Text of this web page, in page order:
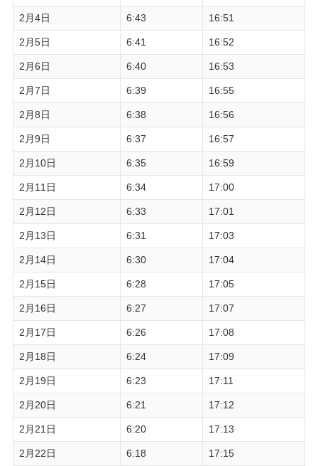
2月4日 6:43 16:51
2月5日 6:41 16:52
2月6日 6:40 16:53
2月7日 6:39 16:55
2月8日 6:38 16:56
2月9日 6:37 16:57
2月10日 6:35 16:59
2月11日 6:34 17:00
2月12日 6:33 17:01
2月13日 6:31 17:03
2月14日 6:30 17:04
2月15日 6:28 17:05
2月16日 6:27 17:07
2月17日 6:26 17:08
2月18日 6:24 17:09
2月19日 6:23 17:11
2月20日 6:21 17:12
2月21日 6:20 17:13
2月22日 6:18 17:15